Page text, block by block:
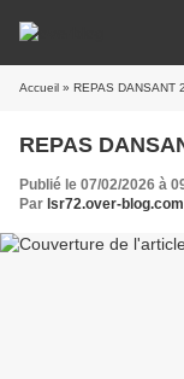
Accueil » REPAS DANSANT
REPAS
Publié le 07/02/2026 à
Par lsr72.over-blog.com